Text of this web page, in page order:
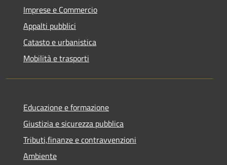
Imprese e Commercio
Appalti pubblici
Catasto e urbanistica
Mobilità e trasporti
Educazione e formazione
Giustizia e sicurezza pubblica
Tributi,finanze e contravvenzioni
Ambiente